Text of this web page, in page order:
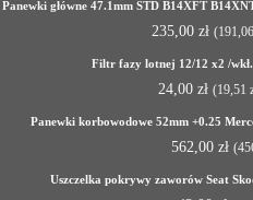
Panewki główne 47.1mm STD B14XFT
235,00 zł (191,06
Filtr fazy lotnej 12/12 x2 /
24,00 zł (19,51
Panewki korbowodowe 52mm +0.25
562,00 zł (
Uszczelka pokrywy zaworów Seat